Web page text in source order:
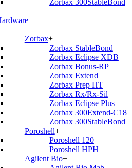
Zorbax 300StableBond
Zorbax+
Zorbax StableBond
Zorbax Eclipse XDB
Zorbax Bonus-RP
Zorbax Extend
Zorbax Prep HT
Zorbax Rx/Rx-Sil
Zorbax Eclipse Plus
Zorbax 300Extend-C18
Zorbax 300StableBond
Poroshell+
Poroshell 120
Poroshell HPH
Agilent Bio+